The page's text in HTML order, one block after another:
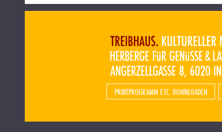
PRINTPROGRAMM ETC. DOWNLOADEN